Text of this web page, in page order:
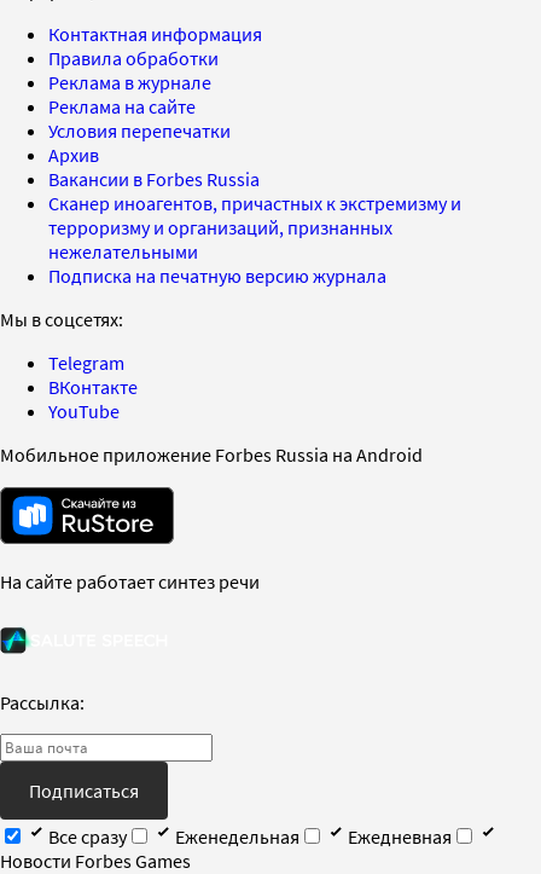
Контактная информация
Правила обработки
Реклама в журнале
Реклама на сайте
Условия перепечатки
Архив
Вакансии в Forbes Russia
Сканер иноагентов, причастных к экстремизму и
терроризму и организаций, признанных
нежелательными
Подписка на печатную версию журнала
Мы в соцсетях:
Telegram
ВКонтакте
YouTube
Мобильное приложение Forbes Russia на Android
На сайте работает синтез речи
Рассылка:
Подписаться
Все сразу
Еженедельная
Ежедневная
Новости Forbes Games